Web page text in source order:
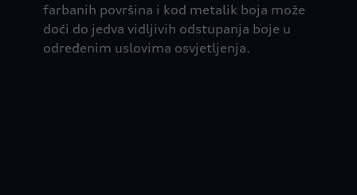
farbanih površina i kod metalik boja može
doći do jedva vidljivih odstupanja boje u
određenim uslovima osvjetljenja.